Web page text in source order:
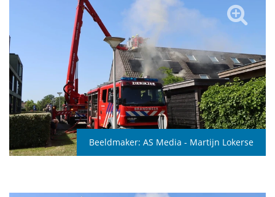
Beeldmaker: AS Media - Martijn Lokerse